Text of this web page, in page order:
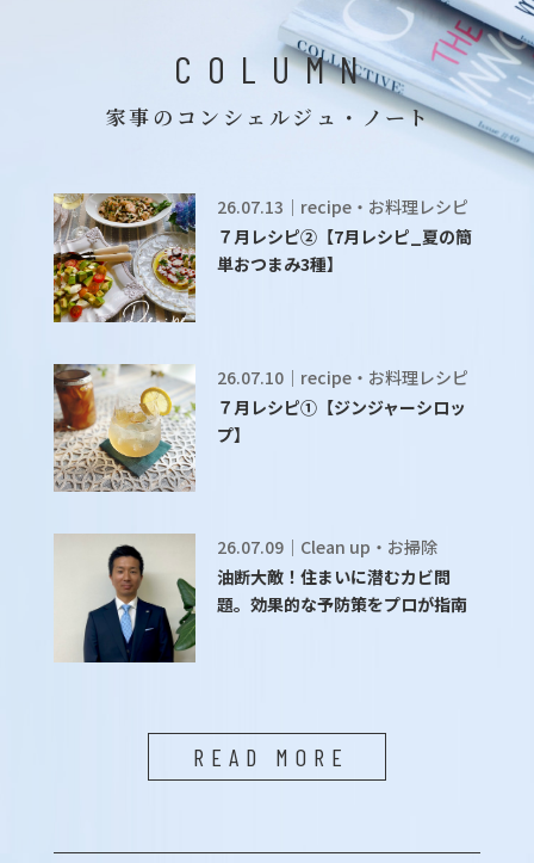
COLUMN
家事のコンシェルジュ・ノート
26.07.13｜recipe・お料理レシピ
７月レシピ②【7月レシピ_夏の簡
単おつまみ3種】
26.07.10｜recipe・お料理レシピ
７月レシピ①【ジンジャーシロッ
プ】
26.07.09｜Clean up・お掃除
油断大敵！住まいに潜むカビ問
題。効果的な予防策をプロが指南
READ MORE